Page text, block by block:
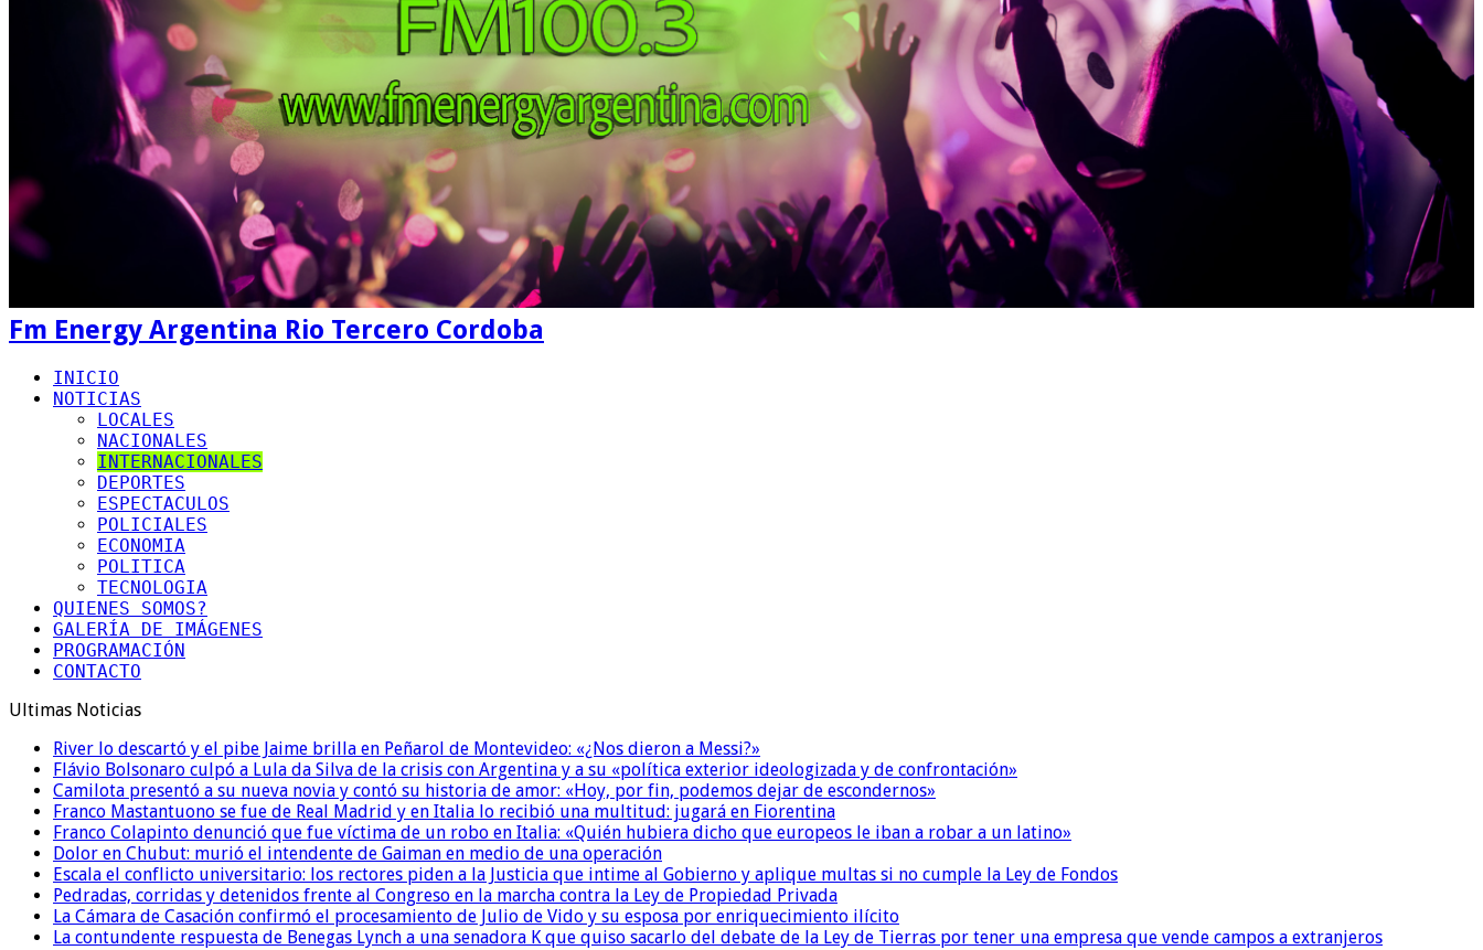
Fm Energy Argentina Rio Tercero Cordoba
INICIO
NOTICIAS
LOCALES
NACIONALES
INTERNACIONALES
DEPORTES
ESPECTACULOS
POLICIALES
ECONOMIA
POLITICA
TECNOLOGIA
QUIENES SOMOS?
GALERÍA DE IMÁGENES
PROGRAMACIÓN
CONTACTO
Ultimas Noticias
River lo descartó y el pibe Jaime brilla en Peñarol de Montevideo: «¿Nos dieron a Messi?»
Flávio Bolsonaro culpó a Lula da Silva de la crisis con Argentina y a su «política exterior ideologizada y de confrontación»
Camilota presentó a su nueva novia y contó su historia de amor: «Hoy, por fin, podemos dejar de escondernos»
Franco Mastantuono se fue de Real Madrid y en Italia lo recibió una multitud: jugará en Fiorentina
Franco Colapinto denunció que fue víctima de un robo en Italia: «Quién hubiera dicho que europeos le iban a robar a un latino»
Dolor en Chubut: murió el intendente de Gaiman en medio de una operación
Escala el conflicto universitario: los rectores piden a la Justicia que intime al Gobierno y aplique multas si no cumple la Ley de Fondos
Pedradas, corridas y detenidos frente al Congreso en la marcha contra la Ley de Propiedad Privada
La Cámara de Casación confirmó el procesamiento de Julio de Vido y su esposa por enriquecimiento ilícito
La contundente respuesta de Benegas Lynch a una senadora K que quiso sacarlo del debate de la Ley de Tierras por tener una empresa que vende campos a extranjeros